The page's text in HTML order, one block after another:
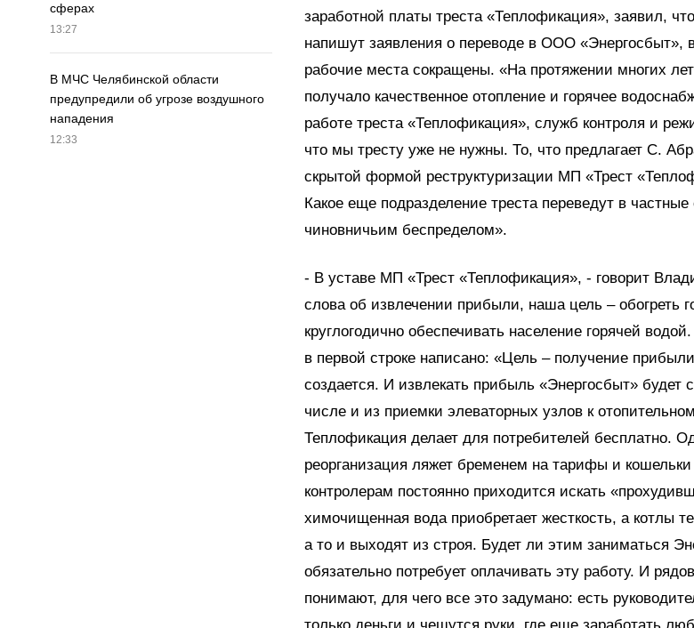
сферах
13:27
В МЧС Челябинской области
предупредили об угрозе воздушного
нападения
12:33
заработной платы треста «Теплофикация», заявил,
напишут заявления о переводе в ООО «Энергосбыт»,
рабочие места сокращены. «На протяжении многих
получало качественное отопление и горячее
работе треста «Теплофикация», служб контроля и
что мы тресту уже не нужны. То, что предлагает С.
скрытой формой реструктуризации МП «Трест
Какое еще подразделение треста переведут в
чиновничьим беспределом».
- В уставе МП «Трест «Теплофикация», - говорит
слова об извлечении прибыли, наша цель – обогреть
круглогодично обеспечивать население горячей
в первой строке написано: «Цель – получение
создается. И извлекать прибыль «Энергосбыт» будет
числе и из приемки элеваторных узлов к
Теплофикация делает для потребителей бесплатно.
реорганизация ляжет бременем на тарифы и
контролерам постоянно приходится искать
химочищенная вода приобретает жесткость, а котлы
а то и выходят из строя. Будет ли этим заниматься
обязательно потребует оплачивать эту работу. И
понимают, для чего все это задумано: есть
только деньги и чешутся руки, где еще заработать